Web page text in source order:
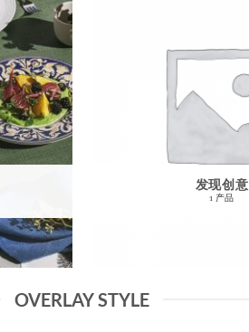
发现创意
1 产品
OVERLAY STYLE